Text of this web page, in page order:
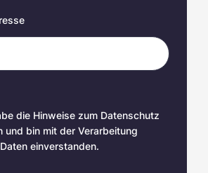
die Hinweise zum Datenschutz
und bin mit der Verarbeitung
einverstanden.